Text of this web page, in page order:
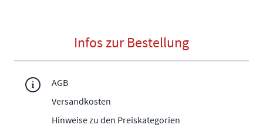
Infos zur Bestellung
AGB
Versandkosten
Hinweise zu den Preiskategorien